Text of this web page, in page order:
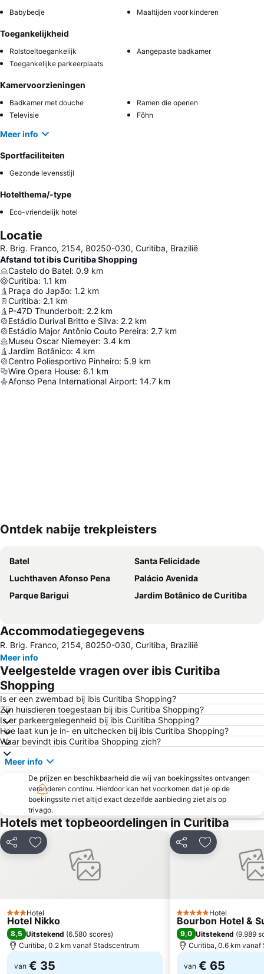
Babybedje Maaltijden voor kinderen
Toegankelijkheid
Rolstoeltoegankelijk
Aangepaste badkamer
Toegankelijke parkeerplaats
Kamervoorzieningen
Badkamer met douche
Ramen die openen
Televisie
Föhn
Meer info
Sportfaciliteiten
Gezonde levensstijl
Hotelthema/-type
Eco-vriendelijk hotel
Locatie
R. Brig. Franco, 2154, 80250-030, Curitiba, Brazilië
Afstand tot ibis Curitiba Shopping
Castelo do Batel: 0.9 km
Curitiba: 1.1 km
Praça do Japão: 1.2 km
Curitiba: 2.1 km
P-47D Thunderbolt: 2.2 km
Estádio Durival Britto e Silva: 2.2 km
Estádio Major Antônio Couto Pereira: 2.7 km
Museu Oscar Niemeyer: 3.4 km
Jardim Botânico: 4 km
Centro Poliesportivo Pinheiro: 5.9 km
Wire Opera House: 6.1 km
Afonso Pena International Airport: 14.7 km
Kaart uitvouwen
Ontdek nabije trekpleisters
Batel
Santa Felicidade
Luchthaven Afonso Pena
Palácio Avenida
Parque Barigui
Jardim Botânico de Curitiba
Accommodatiegegevens
R. Brig. Franco, 2154, 80250-030, Curitiba, Brazilië
Meer info
Veelgestelde vragen over ibis Curitiba
Shopping
Is er een zwembad bij ibis Curitiba Shopping?
Zijn huisdieren toegestaan bij ibis Curitiba Shopping?
Is er parkeergelegenheid bij ibis Curitiba Shopping?
Hoe laat kun je in- en uitchecken bij ibis Curitiba Shopping?
Waar bevindt ibis Curitiba Shopping zich?
Meer info
De prijzen en beschikbaarheid die wij van boekingssites ontvangen
veranderen continu. Hierdoor kan het voorkomen dat je op de
boekingssite niet altijd exact dezelfde aanbieding ziet als op
trivago.
Hotels met topbeoordelingen in Curitiba
Delen Toevoegen aan favorieten
3 Sterren
Hotel
Hotel Nikko
8,5 Uitstekend (6.580 scores)
Curitiba, 0.2 km vanaf Stadscentrum
van € 35
Delen Toevoegen
5 SterrenHotel
Bourbon Hotel &
9,0 Uitstekend (9.989
Curitiba, 0.6 km vanaf
van € 65